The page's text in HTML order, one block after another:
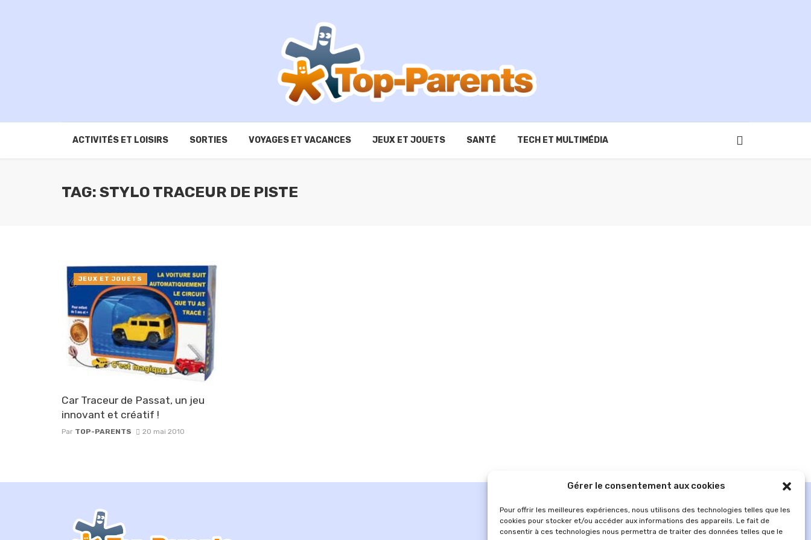
Gérer le consentement aux cookies
Pour offrir les meilleures expériences, nous utilisons des technologies telles que les
cookies pour stocker et/ou accéder aux informations des appareils. Le fait de
consentir à ces technologies nous permettra de traiter des données telles que le
ACTIVITÉS ET LOISIRS SORTIES VOYAGES ET VACANCES JEUX ET JOUETS SANTÉ TECH ET MULTIMÉDIA
TAG: STYLO TRACEUR DE PISTE
Car Traceur de Passat, un jeu
innovant et créatif !
Par TOP-PARENTS 20 mai 2010
JEUX ET JOUETS